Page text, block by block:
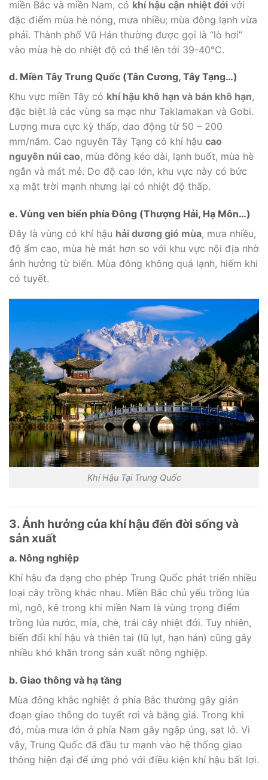
miền Bắc và miền Nam, có khí hậu cận nhiệt đới với
đặc điểm mùa hè nóng, mưa nhiều; mùa đông lạnh vừa
phải. Thành phố Vũ Hán thường được gọi là “lò hơi”
vào mùa hè do nhiệt độ có thể lên tới 39-40°C.
d. Miền Tây Trung Quốc (Tân Cương, Tây Tạng…)
Khu vực miền Tây có khí hậu khô hạn và bán khô hạn,
đặc biệt là các vùng sa mạc như Taklamakan và Gobi.
Lượng mưa cực kỳ thấp, dao động từ 50 – 200
mm/năm. Cao nguyên Tây Tạng có khí hậu cao
nguyên núi cao, mùa đông kéo dài, lạnh buốt, mùa hè
ngắn và mát mẻ. Do độ cao lớn, khu vực này có bức
xạ mặt trời mạnh nhưng lại có nhiệt độ thấp.
e. Vùng ven biển phía Đông (Thượng Hải, Hạ Môn…)
Đây là vùng có khí hậu hải dương gió mùa, mưa nhiều,
độ ẩm cao, mùa hè mát hơn so với khu vực nội địa nhờ
ảnh hưởng từ biển. Mùa đông không quá lạnh, hiếm khi
có tuyết.
Khí Hậu Tại Trung Quốc
3. Ảnh hưởng của khí hậu đến đời sống và
sản xuất
a. Nông nghiệp
Khí hậu đa dạng cho phép Trung Quốc phát triển nhiều
loại cây trồng khác nhau. Miền Bắc chủ yếu trồng lúa
mì, ngô, kê trong khi miền Nam là vùng trọng điểm
trồng lúa nước, mía, chè, trái cây nhiệt đới. Tuy nhiên,
biến đổi khí hậu và thiên tai (lũ lụt, hạn hán) cũng gây
nhiều khó khăn trong sản xuất nông nghiệp.
b. Giao thông và hạ tầng
Mùa đông khắc nghiệt ở phía Bắc thường gây gián
đoạn giao thông do tuyết rơi và băng giá. Trong khi
đó, mùa mưa lớn ở phía Nam gây ngập úng, sạt lở. Vì
vậy, Trung Quốc đã đầu tư mạnh vào hệ thống giao
thông hiện đại để ứng phó với điều kiện khí hậu bất lợi.